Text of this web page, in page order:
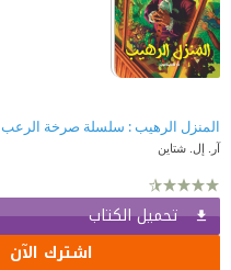
المنزل الرهيب : سلسلة صرخة الرعب 15
آر. إل. شتاين
تحميل الكتاب
اشترك الآن